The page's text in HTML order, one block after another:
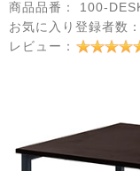
商品品番：
100-
お気に入り登録者数：
レビュー：